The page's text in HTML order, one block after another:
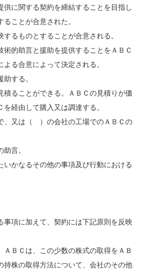
に関する契約を締結することを目指し
ことが合意された。
るものとすることが合意される。
的助言と援助を提供することをＡＢＣ
る合意によって決定される。
する。
積ることができる。ＡＢＣの見積りが価
経由して購入又は調達する。
、又は（ ）の会社の工場でのＡＢＣの
言。
かなるその他の事項及び行動における
項に加えて、契約には下記原則を反映
ＢＣは、この少数の株式の取得をＡＢ
持株の取得方法について、会社のその他